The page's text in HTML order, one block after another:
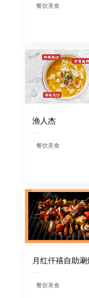
（请
餐饮美食
渔人杰
餐饮美食
月红仟禧自助涮
餐饮美食